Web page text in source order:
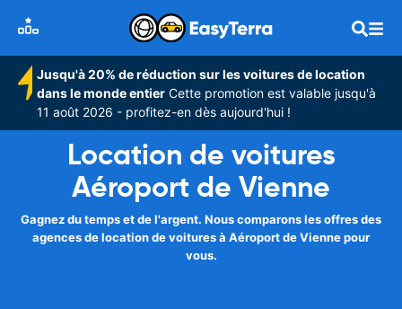
Jusqu'à 20% de réduction sur les voitures de location
dans le monde entier Cette promotion est valable jusqu'à
11 août 2026 - profitez-en dès aujourd'hui !
Location de voitures
Aéroport de Vienne
Gagnez du temps et de l'argent. Nous comparons les offres des
agences de location de voitures à Aéroport de Vienne pour
vous.